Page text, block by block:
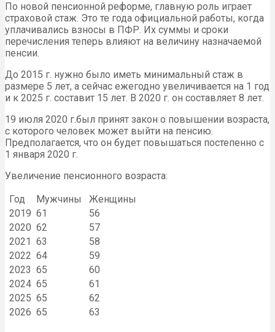
По новой пенсионной реформе, главную роль играет
страховой стаж. Это те года официальной работы, когда
уплачивались взносы в ПФР. Их суммы и сроки
перечисления теперь влияют на величину назначаемой
пенсии.
До 2015 г. нужно было иметь минимальный стаж в
размере 5 лет, а сейчас ежегодно увеличивается на 1 год
и к 2025 г. составит 15 лет. В 2020 г. он составляет 8 лет.
19 июля 2020 г.был принят закон о повышении возраста,
с которого человек может выйти на пенсию.
Предполагается, что он будет повышаться постепенно с
1 января 2020 г.
Увеличение пенсионного возраста:
Год
Мужчины
Женщины
2019 61
56
2020 62
57
2021 63
58
2022 64
59
2023 65
60
2024 65
61
2025 65
62
2026 65 63